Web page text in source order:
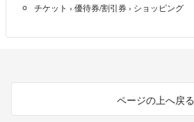
チケット › 優待券/割引券 › ショッピング
ページの上へ戻る